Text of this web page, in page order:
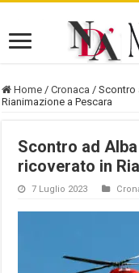
Home / Cronaca / Scontro
Rianimazione a Pescara
Scontro ad
ricoverato in
7 Luglio 2023